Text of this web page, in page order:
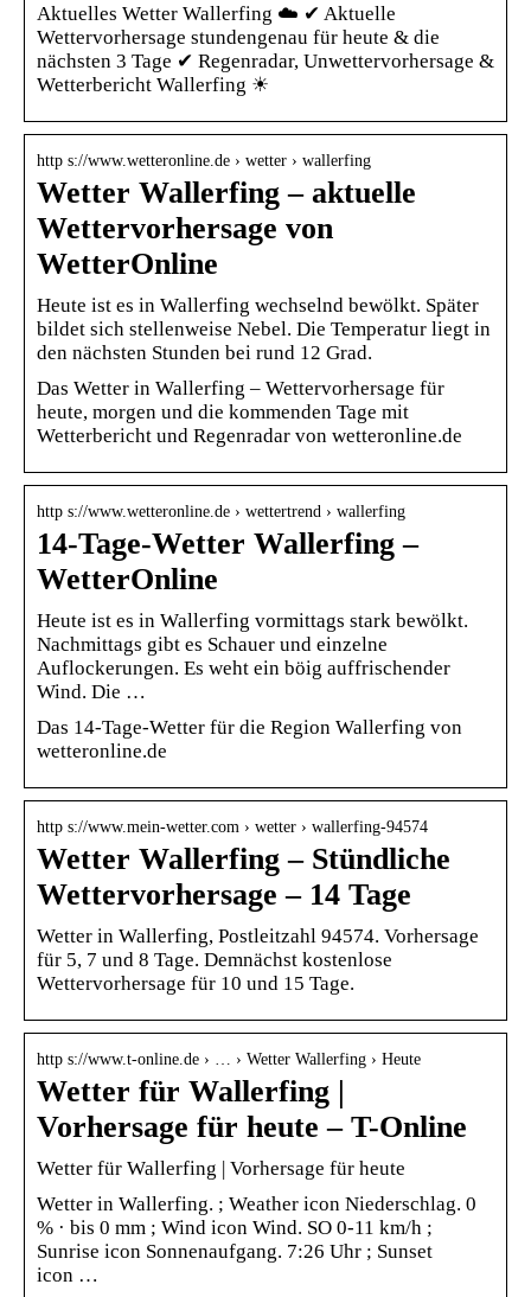
Aktuelles Wetter Wallerfing ☁️ ✔ Aktuelle
Wettervorhersage stundengenau für heute & die
nächsten 3 Tage ✔ Regenradar, Unwettervorhersage &
Wetterbericht Wallerfing ☀
http s://www.wetteronline.de › wetter › wallerfing
Wetter Wallerfing – aktuelle
Wettervorhersage von
WetterOnline
Heute ist es in Wallerfing wechselnd bewölkt. Später
bildet sich stellenweise Nebel. Die Temperatur liegt in
den nächsten Stunden bei rund 12 Grad.
Das Wetter in Wallerfing – Wettervorhersage für
heute, morgen und die kommenden Tage mit
Wetterbericht und Regenradar von wetteronline.de
http s://www.wetteronline.de › wettertrend › wallerfing
14-Tage-Wetter Wallerfing –
WetterOnline
Heute ist es in Wallerfing vormittags stark bewölkt.
Nachmittags gibt es Schauer und einzelne
Auflockerungen. Es weht ein böig auffrischender
Wind. Die …
Das 14-Tage-Wetter für die Region Wallerfing von
wetteronline.de
http s://www.mein-wetter.com › wetter › wallerfing-94574
Wetter Wallerfing – Stündliche
Wettervorhersage – 14 Tage
Wetter in Wallerfing, Postleitzahl 94574. Vorhersage
für 5, 7 und 8 Tage. Demnächst kostenlose
Wettervorhersage für 10 und 15 Tage.
http s://www.t-online.de › … › Wetter Wallerfing › Heute
Wetter für Wallerfing |
Vorhersage für heute – T-Online
Wetter für Wallerfing | Vorhersage für heute
Wetter in Wallerfing. ; Weather icon Niederschlag. 0
% · bis 0 mm ; Wind icon Wind. SO 0-11 km/h ;
Sunrise icon Sonnenaufgang. 7:26 Uhr ; Sunset
icon …